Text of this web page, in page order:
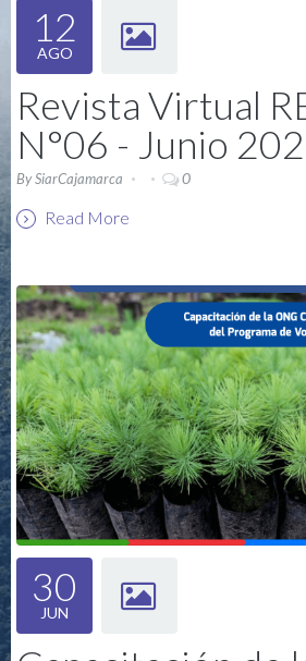
12
AGO
Revista Virtual
N°06 - Junio
BySiarCajamarca 0
Read More
30
JUN